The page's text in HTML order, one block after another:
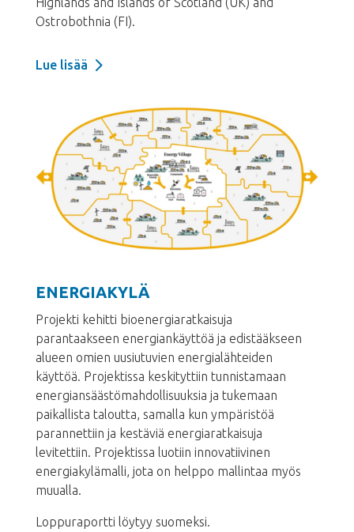
Ostrobothnia (FI).
Lue lisää
ENERGIAKYLÄ
Projekti kehitti bioenergiaratkaisuja
parantaakseen energiankäyttöä ja edistääkseen
alueen omien uusiutuvien energialähteiden
käyttöä. Projektissa keskityttiin tunnistamaan
energiansäästömahdollisuuksia ja tukemaan
paikallista taloutta, samalla kun ympäristöä
parannettiin ja kestäviä energiaratkaisuja
levitettiin. Projektissa luotiin innovatiivinen
energiakylämalli, jota on helppo mallintaa myös
muualla.
Loppuraportti löytyy suomeksi.